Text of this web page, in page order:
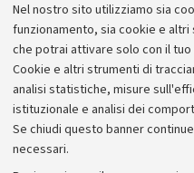
Nel nostro sito utilizziamo sia
funzionamento, sia cookie e
che potrai attivare solo con il tuo
Cookie e altri strumenti di
analisi statistiche, misure
istituzionale e analisi dei
Se chiudi questo banner
necessari.
Alumni
Piano